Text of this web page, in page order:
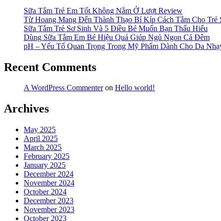
Ngon,
An
Toàn”
Sữa Tắm Trẻ Em Tốt Không Nằm Ở Lượt Review
Từ Hoang Mang Đến Thành Thạo Bí Kíp Cách Tắm Cho Trẻ
Sữa Tắm Trẻ Sơ Sinh Và 5 Điều Bé Muốn Bạn Thấu Hiểu
Dùng Sữa Tắm Em Bé Hiệu Quả Giúp Ngủ Ngon Cả Đêm
pH – Yếu Tố Quan Trọng Trong Mỹ Phẩm Dành Cho Da
Recent Comments
A WordPress Commenteron Hello world!
Archives
May 2025
April 2025
March 2025
February 2025
January 2025
December 2024
November 2024
October 2024
December 2023
November 2023
October 2023